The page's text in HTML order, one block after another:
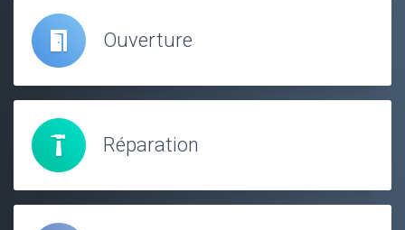
Ouverture
Réparation